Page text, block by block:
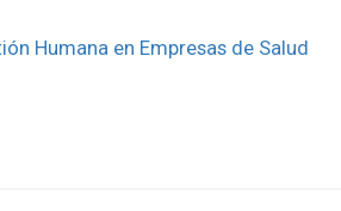
Humana en Empresas de Salud